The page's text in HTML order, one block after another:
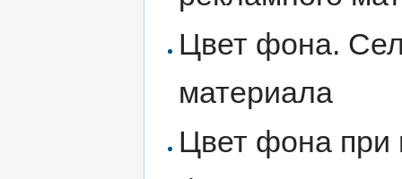
Цвет фона.
материала
Цвет фона при